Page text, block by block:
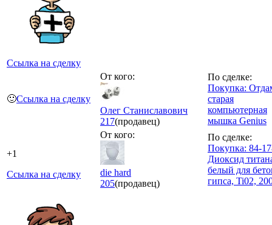
Ссылка на сделку
🙂Ссылка на сделку
От кого:
Олег Станиславович
217(продавец)
По сделке:
Покупка:
старая
компьютерная
мышка Genius
+1
Ссылка на сделку
От кого:
die hard
205(продавец)
По сделке:
Покупка: 84-
Диоксид
белый для
гипса, Ti02,